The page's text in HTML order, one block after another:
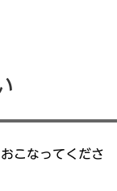
こなってくださ